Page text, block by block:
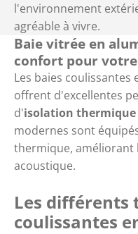
l'environnement
agréable à vivre.
Baie vitrée en
confort pour
Les baies
offrent d'excellentes
d'isolation
modernes sont
thermique,
acoustique.
Les différents
coulissantes